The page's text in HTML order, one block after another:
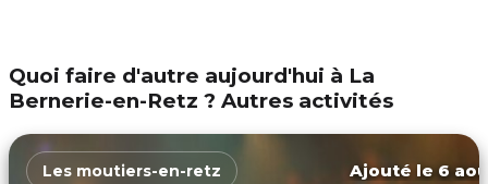
Quoi faire d'autre aujourd'hui à La
Bernerie-en-Retz ? Autres activités
Les moutiers-en-retz Ajouté le 6